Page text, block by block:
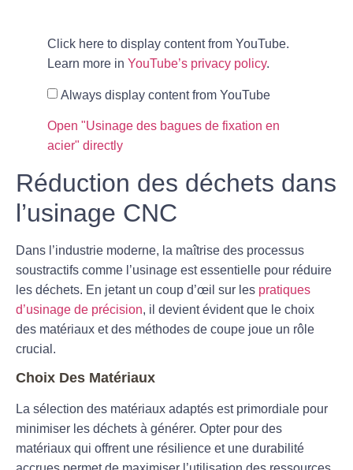
Click here to display content from YouTube.
Learn more in YouTube’s privacy policy.
Always display content from YouTube
Open "Usinage des bagues de fixation en
acier" directly
Réduction des déchets dans
l’usinage CNC
Dans l’industrie moderne, la maîtrise des processus
soustractifs comme l’usinage est essentielle pour réduire
les déchets. En jetant un coup d’œil sur les pratiques
d’usinage de précision, il devient évident que le choix
des matériaux et des méthodes de coupe joue un rôle
crucial.
Choix Des Matériaux
La sélection des matériaux adaptés est primordiale pour
minimiser les déchets à générer. Opter pour des
matériaux qui offrent une résilience et une durabilité